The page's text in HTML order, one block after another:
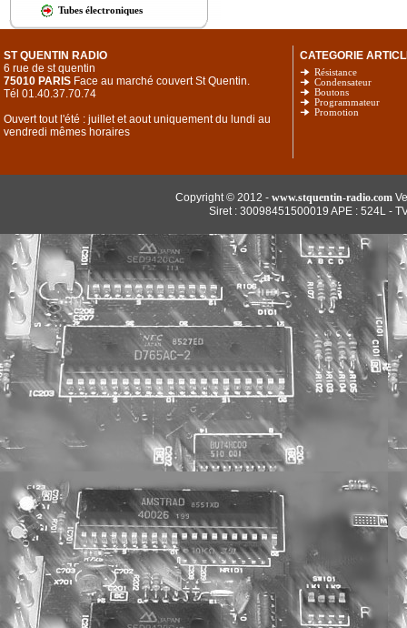
Tubes électroniques
ST QUENTIN RADIO
6 rue de st quentin
75010 PARIS Face au marché couvert St Quentin.
Tél 01.40.37.70.74
Ouvert tout l'été : juillet et aout uniquement du lundi au
vendredi mêmes horaires
CATEGORIE
Résistance
Condensateur
Boutons
Programmateur
Promotion
Copyright © 2012 - www.stquentin-radio.com
Siret : 30098451500019 APE : 524L -